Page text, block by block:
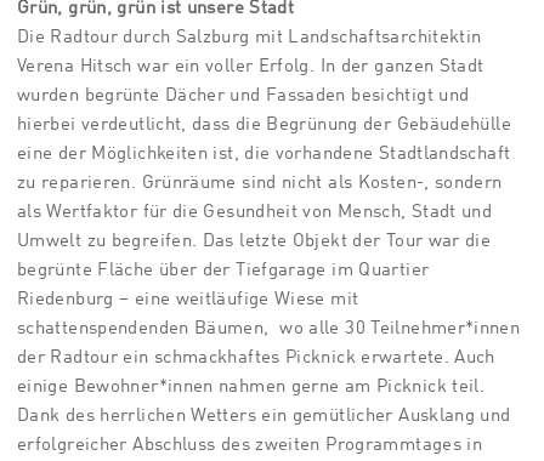
Grün, grün, grün ist unsere Stadt
Die Radtour durch Salzburg mit Landschaftsarchitektin
Verena Hitsch war ein voller Erfolg. In der ganzen Stadt
wurden begrünte Dächer und Fassaden besichtigt und
hierbei verdeutlicht, dass die Begrünung der Gebäudehülle
eine der Möglichkeiten ist, die vorhandene Stadtlandschaft
zu reparieren. Grünräume sind nicht als Kosten-, sondern
als Wertfaktor für die Gesundheit von Mensch, Stadt und
Umwelt zu begreifen. Das letzte Objekt der Tour war die
begrünte Fläche über der Tiefgarage im Quartier
Riedenburg – eine weitläufige Wiese mit
schattenspendenden Bäumen, wo alle 30 Teilnehmer*innen
der Radtour ein schmackhaftes Picknick erwartete. Auch
einige Bewohner*innen nahmen gerne am Picknick teil.
Dank des herrlichen Wetters ein gemütlicher Ausklang und
erfolgreicher Abschluss des zweiten Programmtages in